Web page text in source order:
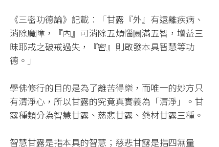
《三密功德論》記載︰「甘露『外』有遠離疾病、
消除魔障，『內』可消除五煩惱圓滿五智，增益三
昧耶戒之破戒過失，『密』則啟發本具智慧等功
德。」
學佛修行的目的是為了離苦得樂，而唯一的妙方只
有清淨心，所以甘露的究竟真實義為「清淨」。甘
露種類分為智慧甘露、慈悲甘露、藥材甘露三種。
智慧甘露是指本具的智慧；慈悲甘露是指四無量